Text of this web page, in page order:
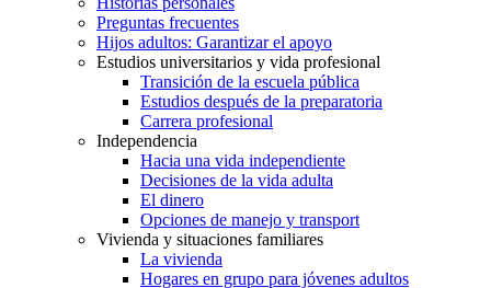
Preguntas frecuentes
Hijos adultos: Garantizar el apoyo
Estudios universitarios y vida profesional
Transición de la escuela pública
Estudios después de la preparatoria
Carrera profesional
Independencia
Hacia una vida independiente
Decisiones de la vida adulta
El dinero
Opciones de manejo y transport
Vivienda y situaciones familiares
La vivienda
Hogares en grupo para jóvenes adultos